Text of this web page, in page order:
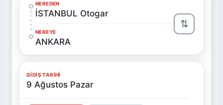
NEREDEN
İSTANBUL Otogar
NEREYE
ANKARA
⇅
GIDIŞ TARIHI
9 Ağustos Pazar